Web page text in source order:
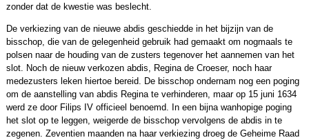
zonder dat de kwestie was beslecht.
De verkiezing van de nieuwe abdis geschiedde in het bijzijn van de
bisschop, die van de gelegenheid gebruik had gemaakt om nogmaals te
polsen naar de houding van de zusters tegenover het aannemen van het
slot. Noch de nieuw verkozen abdis, Regina de Croeser, noch haar
medezusters leken hiertoe bereid. De bisschop ondernam nog een poging
om de aanstelling van abdis Regina te verhinderen, maar op 15 juni 1634
werd ze door Filips IV officieel benoemd. In een bijna wanhopige poging
het slot op te leggen, weigerde de bisschop vervolgens de abdis in te
zegenen. Zeventien maanden na haar verkiezing droeg de Geheime Raad